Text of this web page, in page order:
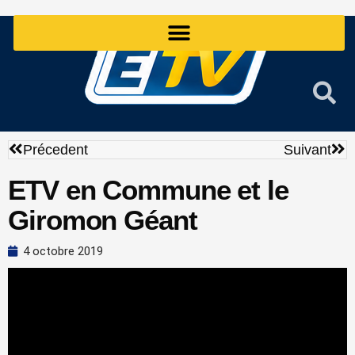
Précédent
Précedent Suivant
ETV en Commune et le
Giromon Géant
4 octobre 2019